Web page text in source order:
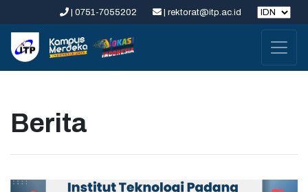
| 0751-7055202 | rektorat@itp.ac.id
Berita